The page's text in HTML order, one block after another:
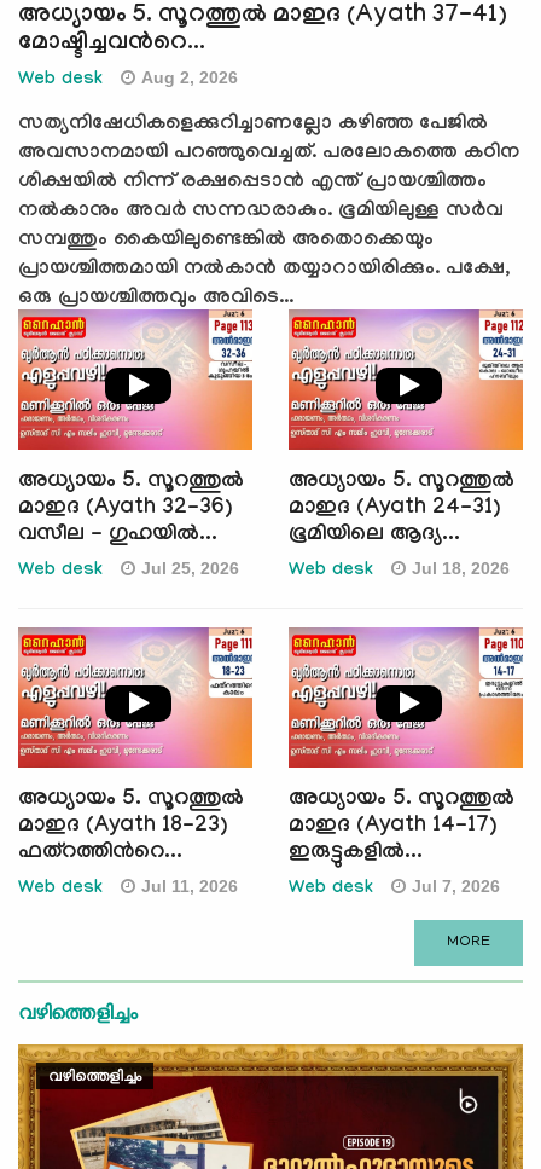
അധ്യായം 5. സൂറത്തുല്‍ മാഇദ (Ayath 37-41)
മോഷ്ടിച്ചവന്‍റെ...
Web desk Aug 2, 2026
സത്യനിഷേധികളെക്കുറിച്ചാണല്ലോ കഴിഞ്ഞ പേജില്‍
അവസാനമായി പറഞ്ഞുവെച്ചത്. പരലോകത്തെ കഠിന
ശിക്ഷയില്‍ നിന്ന് രക്ഷപ്പെടാന്‍ എന്ത് പ്രായശ്ചിത്തം
നല്‍കാനും അവര്‍ സന്നദ്ധരാകും. ഭൂമിയിലുള്ള സര്‍വ
സമ്പത്തും കൈയിലുണ്ടെങ്കില്‍ അതൊക്കെയും
പ്രായശ്ചിത്തമായി നല്‍കാന്‍ തയ്യാറായിരിക്കും. പക്ഷേ,
ഒരു പ്രായശ്ചിത്തവും അവിടെ...
അധ്യായം 5. സൂറത്തുല്‍
മാഇദ (Ayath 32-36)
വസീല - ഗുഹയില്‍...
Web desk Jul 25, 2026
അധ്യായം 5. സൂറത്തുല്‍
മാഇദ (Ayath 24-31)
ഭൂമിയിലെ ആദ്യ...
Web desk Jul 18, 2026
അധ്യായം 5. സൂറത്തുല്‍
മാഇദ (Ayath 18-23)
ഫത്റത്തിന്‍റെ...
Web desk Jul 11, 2026
അധ്യായം 5. സൂറത്തുല്‍
മാഇദ (Ayath 14-17)
ഇരുട്ടുകളില്‍...
Web desk Jul 7, 2026
MORE
വഴിത്തെളിച്ചം
വഴിത്തെളിച്ചം